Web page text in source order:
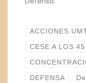
ACCIONES
CESE A LOS 45
DEFENSA